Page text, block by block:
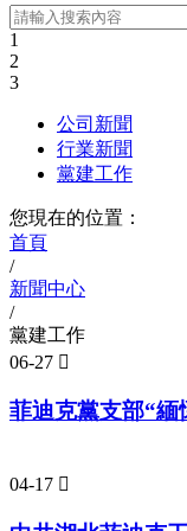
1
2
3
公司新聞
行業新聞
黨建工作
您現在的位置：
首頁
/
新聞中心
/
黨建工作
06-27 
菲迪克黨支部“緬
04-17 